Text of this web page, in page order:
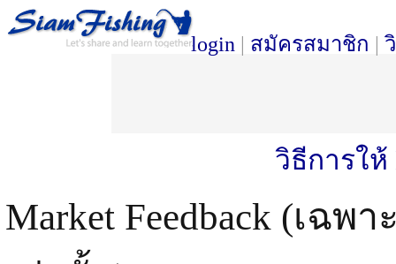
login | สมัครสมาชิก |
วิธีการให้
Market Feedback (เฉ